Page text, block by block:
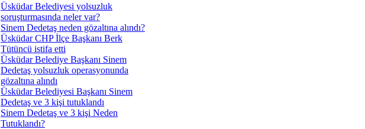
Üsküdar Belediyesi yolsuzluk
soruşturmasında neler var?
Sinem Dedetaş neden gözaltına alındı?
Üsküdar CHP İlçe Başkanı Berk
Tütüncü istifa etti
Üsküdar Belediye Başkanı Sinem
Dedetaş yolsuzluk operasyonunda
gözaltına alındı
Üsküdar Belediyesi Başkanı Sinem
Dedetaş ve 3 kişi tutuklandı
Sinem Dedetaş ve 3 kişi Neden
Tutuklandı?